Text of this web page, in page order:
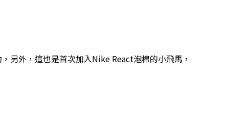
另外，這也是首次加入Nike React泡棉的小飛馬，